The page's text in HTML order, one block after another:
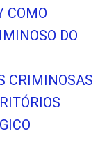
COMO
DO
CRIMINOSAS